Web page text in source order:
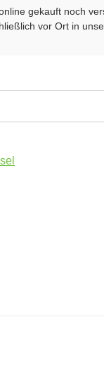
gekauft noch
vor Ort in